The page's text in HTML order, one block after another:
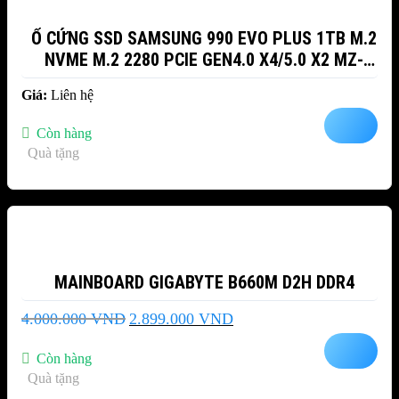
Ổ CỨNG SSD SAMSUNG 990 EVO PLUS 1TB M.2
NVME M.2 2280 PCIE GEN4.0 X4/5.0 X2 MZ-
V9S1T0BW
Giá: Liên hệ
Còn hàng
Quà tặng
MAINBOARD GIGABYTE B660M D2H DDR4
4.000.000VND Giá
2.899.000 VNDGiá
Còn hàng
Quà tặng